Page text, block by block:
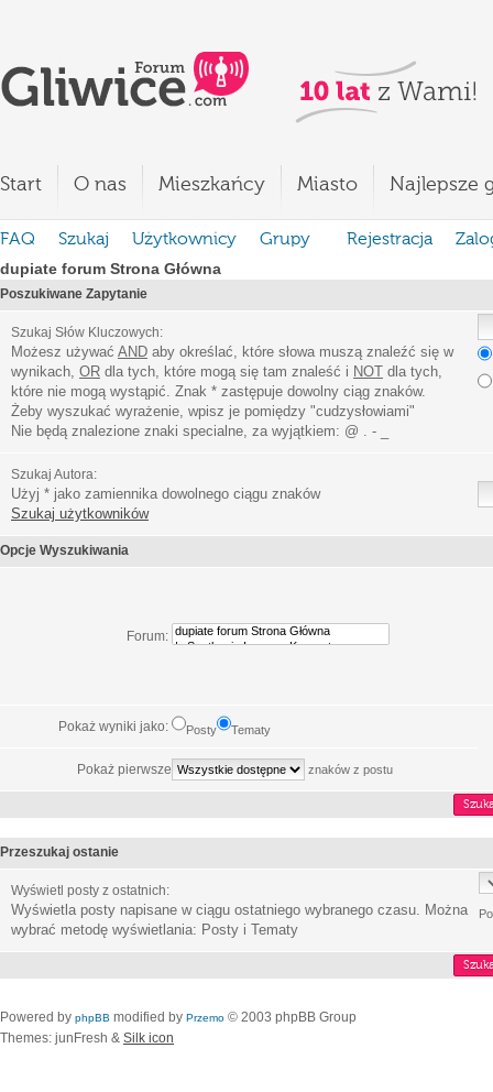
Start O nas Mieszkańcy Miasto Najlepsze
FAQ Szukaj Użytkownicy Grupy Rejestracja
dupiate forum Strona Główna
Poszukiwane Zapytanie
Szukaj Słów Kluczowych:
Możesz używać AND aby określać, które słowa muszą znaleźć się w
wynikach, OR dla tych, które mogą się tam znaleść i NOT dla tych,
które nie mogą wystąpić. Znak * zastępuje dowolny ciąg znaków.
Żeby wyszukać wyrażenie, wpisz je pomiędzy "cudzysłowiami"
Nie będą znalezione znaki specialne, za wyjątkiem: @ . - _
Szukaj Autora:
Użyj * jako zamiennika dowolnego ciągu znaków
Szukaj użytkowników
Opcje Wyszukiwania
Forum:
Pokaż wyniki jako: Posty Tematy
Pokaż pierwsze znaków z postu
Przeszukaj ostanie
Wyświetl posty z ostatnich:
Wyświetla posty napisane w ciągu ostatniego wybranego czasu. Można
wybrać metodę wyświetlania: Posty i Tematy
Powered by phpBB modified by Przemo © 2003 phpBB Group
Themes: junFresh & Silk icon